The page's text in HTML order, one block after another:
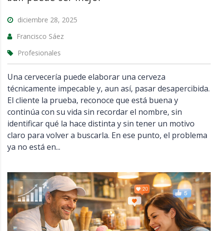
diciembre 28, 2025
Francisco Sáez
Profesionales
Una cervecería puede elaborar una cerveza
técnicamente impecable y, aun así, pasar desapercibida.
El cliente la prueba, reconoce que está buena y
continúa con su vida sin recordar el nombre, sin
identificar qué la hace distinta y sin tener un motivo
claro para volver a buscarla. En ese punto, el problema
ya no está en...